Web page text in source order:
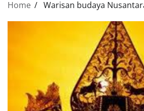
Home Warisan budaya